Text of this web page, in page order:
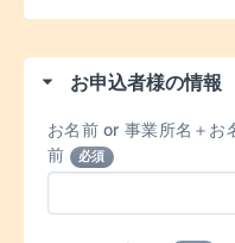
お申込者様の情報
お名前 or 事業所名＋お
前
必須